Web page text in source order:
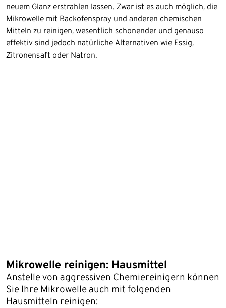
neuem Glanz erstrahlen lassen. Zwar ist es auch möglich, die
Mikrowelle mit Backofenspray und anderen chemischen
Mitteln zu reinigen, wesentlich schonender und genauso
effektiv sind jedoch natürliche Alternativen wie Essig,
Zitronensaft oder Natron.
Mikrowelle reinigen: Hausmittel
Anstelle von aggressiven Chemiereinigern können
Sie Ihre Mikrowelle auch mit folgenden
Hausmitteln reinigen: